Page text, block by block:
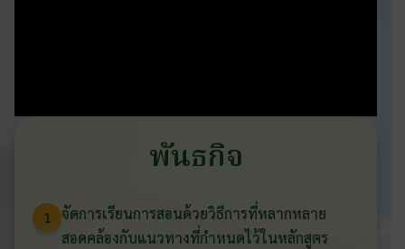
พันธกิจ
1 จัดการเรียนการสอนด้วยวิธีการที่หลากหลาย
สอดคล้องกับแนวทางที่กำหนดไว้ในหลักสูตร